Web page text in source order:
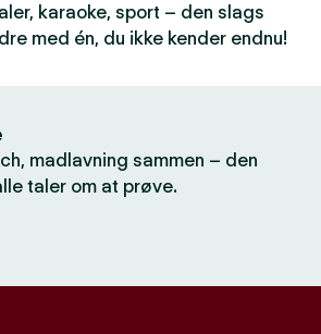
karaoke, sport – den slags
med én, du ikke kender endnu!
madlavning sammen – den
taler om at prøve.